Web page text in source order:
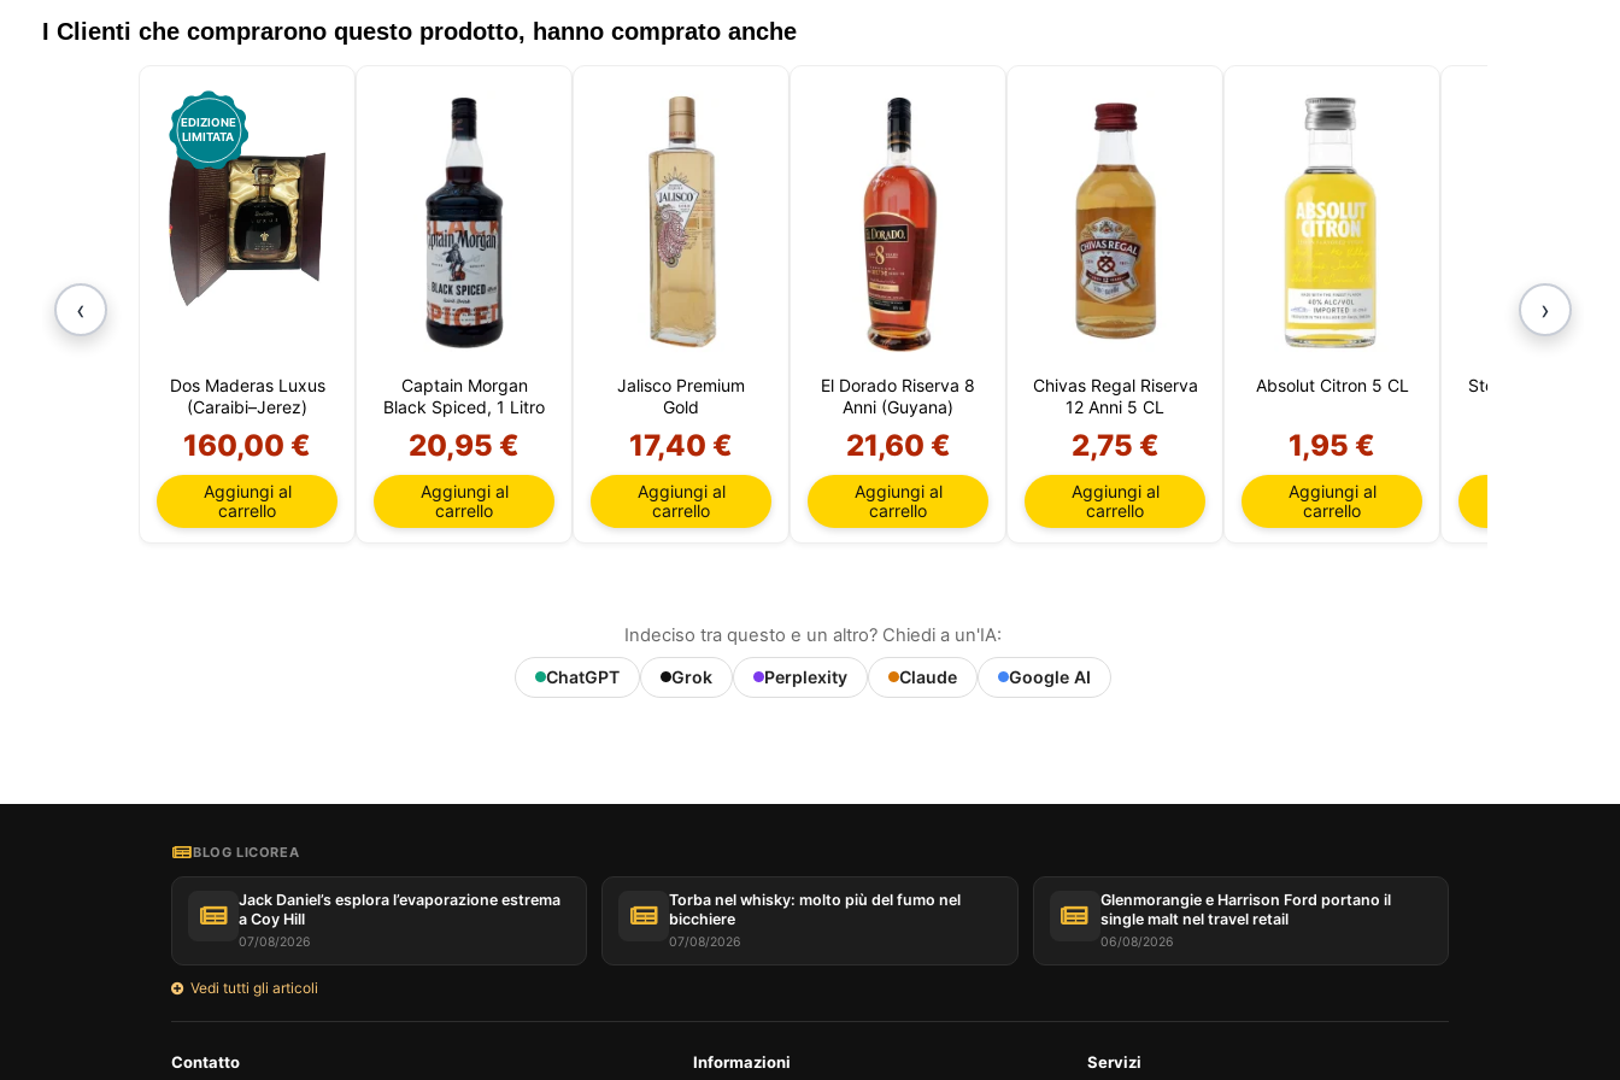
I Clienti che comprarono questo prodotto, hanno comprato anche
‹
EDIZIONE
LIMITATA
Dos Maderas Luxus
(Caraibi–Jerez)
160,00 €
Aggiungi al
carrello
Captain Morgan
Black Spiced, 1 Litro
20,95 €
Aggiungi al
carrello
Jalisco Premium
Gold
17,40 €
Aggiungi al
carrello
El Dorado Riserva 8
Anni (Guyana)
21,60 €
Aggiungi al
carrello
Chivas Regal Riserva
12 Anni 5 CL
2,75 €
Aggiungi al
carrello
Absolut Citron 5 CL
1,95 €
Aggiungi al
carrello
Stolichnaya Elit 5
›
Indeciso tra questo e un altro? Chiedi a un'IA:
ChatGPT Grok Perplexity Claude Google AI
BLOG LICOREA
Jack Daniel’s esplora l’evaporazione estrema
a Coy Hill
07/08/2026
Torba nel whisky: molto più del fumo nel
bicchiere
07/08/2026
Glenmorangie e Harrison Ford portano il
single malt nel travel retail
06/08/2026
Vedi tutti gli articoli
Contatto Informazioni Servizi
essenziale scegliendo di accettare solo i cookie necessari. Puoi
personalizzare la tua scelta e selezionare i cookie che ci permetti di utilizzare